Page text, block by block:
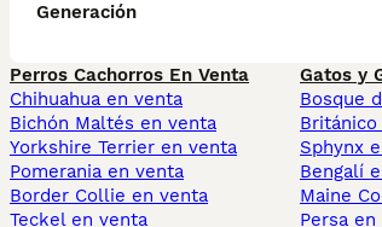
Generación
Perros Cachorros En Venta
Chihuahua en venta
Bichón Maltés en venta
Yorkshire Terrier en venta
Pomerania en venta
Border Collie en venta
Teckel en venta
Gatos y
Bosque
Sphynx
Bengalí
Maine
Persa